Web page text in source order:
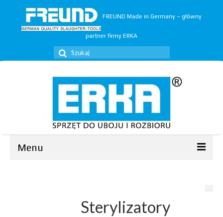
FREUND Made in Germany – główny
partner firmy ERKA
Szuklaj
w:
Menu
Sterylizatory